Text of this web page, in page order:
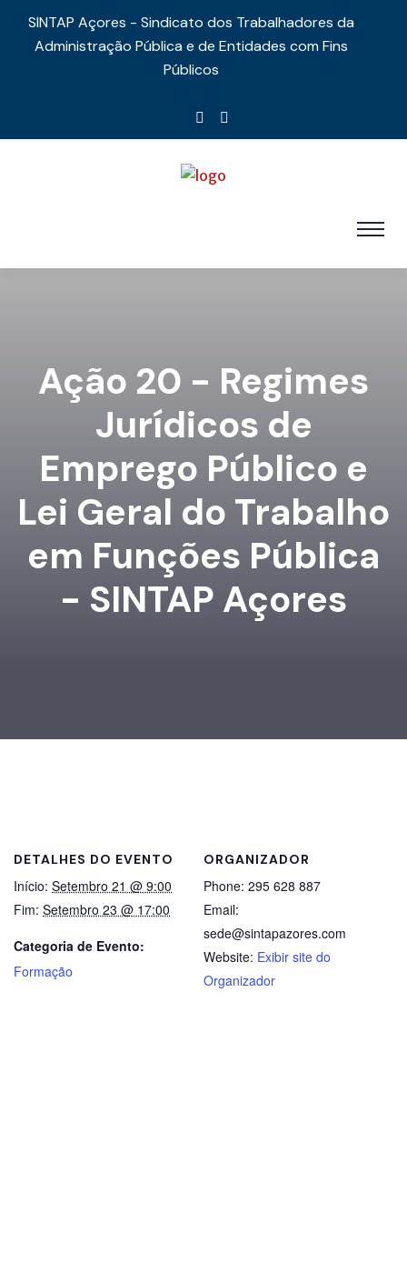
SINTAP Açores - Sindicato dos Trabalhadores da
Administração Pública e de Entidades com Fins
Públicos
Ação 20 - Regimes
Jurídicos de
Emprego Público e
Lei Geral do Trabalho
em Funções Pública
- SINTAP Açores
DETALHES DO EVENTO
Início: Setembro 21 @ 9:00
Fim: Setembro 23 @ 17:00
Categoria de Evento:
Formação
ORGANIZADOR
Phone: 295 628 887
Email:
sede@sintapazores.com
Website: Exibir site do
Organizador